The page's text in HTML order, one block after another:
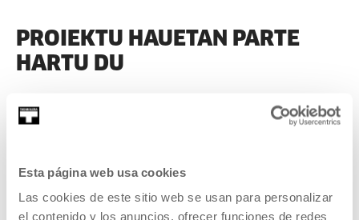
Esta página web usa cookies
Las cookies de este sitio web se usan para personalizar
el contenido y los anuncios, ofrecer funciones de redes
PROIEKTU HAUETAN PARTE
HARTU DU
IRAGANEKOAK
2023